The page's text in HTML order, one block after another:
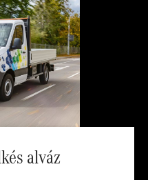
alváz